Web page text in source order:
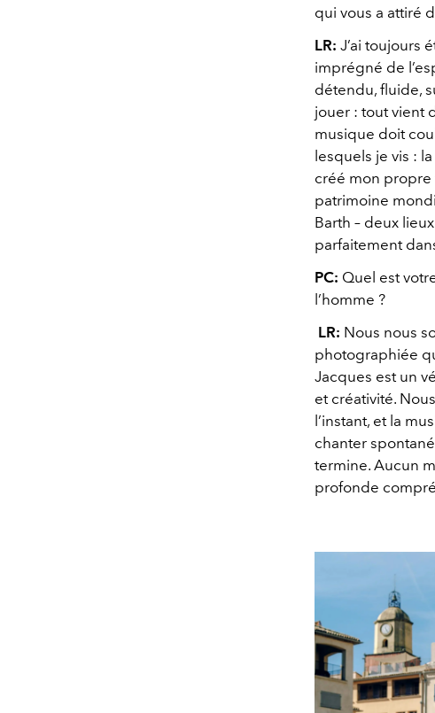
qui vous a attiré
LR: J’ai toujours
imprégné de
détendu, fluide,
jouer : tout vient
musique doit
lesquels je vis : la
créé mon propre
patrimoine
Barth – deux
parfaitement
PC: Quel est
l’homme ?
LR: Nous nous
photographiée
Jacques est un
et créativité.
l’instant, et la
chanter
termine. Aucun
profonde